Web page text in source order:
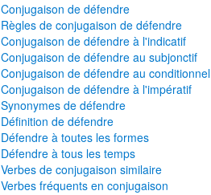
Conjugaison de défendre
Règles de conjugaison de défendre
Conjugaison de défendre à l'indicatif
Conjugaison de défendre au subjonctif
Conjugaison de défendre au conditionnel
Conjugaison de défendre à l'impératif
Synonymes de défendre
Définition de défendre
Défendre à toutes les formes
Défendre à tous les temps
Verbes de conjugaison similaire
Verbes fréquents en conjugaison